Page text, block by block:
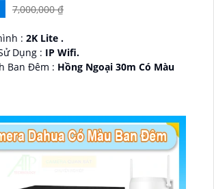
7,000,000 ₫
: 2K Lite .
👍 Công Nghệ Sử Dụng : IP Wifi.
🌙 Khoảng Cách Ban Đêm : Hồng Ngoại 30m Có Màu